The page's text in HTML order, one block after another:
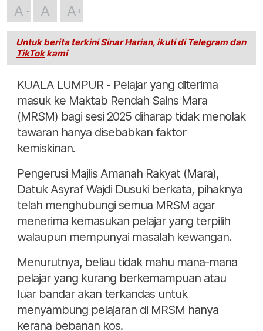
A A A
Untuk berita terkini Sinar Harian, ikuti di Telegramdan
TikTokkami
KUALA LUMPUR - Pelajar yang diterima
masuk ke Maktab Rendah Sains Mara
(MRSM) bagi sesi 2025 diharap tidak menolak
tawaran hanya disebabkan faktor
kemiskinan.
Pengerusi Majlis Amanah Rakyat (Mara),
Datuk Asyraf Wajdi Dusuki berkata, pihaknya
telah menghubungi semua MRSM agar
menerima kemasukan pelajar yang terpilih
walaupun mempunyai masalah kewangan.
Menurutnya, beliau tidak mahu mana-mana
pelajar yang kurang berkemampuan atau
luar bandar akan terkandas untuk
menyambung pelajaran di MRSM hanya
kerana bebanan kos.